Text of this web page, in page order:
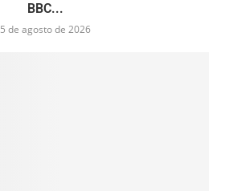
BBC...
5 de agosto de 2026